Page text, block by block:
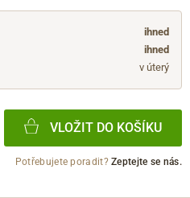
ihned
ihned
v úterý
VLOŽIT DO KOŠÍKU
Potřebujete poradit?Zeptejte se nás.